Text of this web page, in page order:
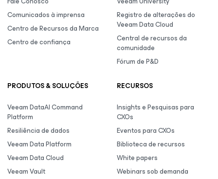
Comunicados à imprensa
Centro de Recursos da Marca
Centro de confiança
Registro de alterações do
Veeam Data Cloud
Central de recursos da
comunidade
Fórum de P&D
PRODUTOS & SOLUÇÕES
Veeam DataAI Command
Platform
Resiliência de dados
Veeam Data Platform
Veeam Data Cloud
Veeam Vault
RECURSOS
Insights e Pesquisas para
CXOs
Eventos para CXOs
Biblioteca de recursos
White papers
Webinars sob demanda